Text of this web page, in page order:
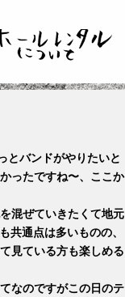
とバンドがやりたいと
ったですね〜、ここか
混ぜていきたくて地元
通点は多いものの、
見ている方も楽しめる
なのですがこの日のテ